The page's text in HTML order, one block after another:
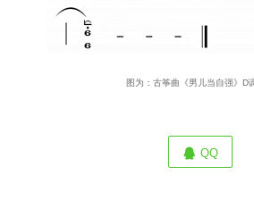
图为：古筝曲《男儿当自强》D
QQ